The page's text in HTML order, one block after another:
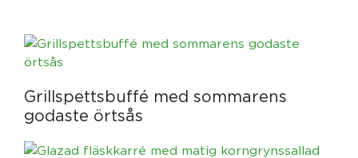
Grillspettsbuffé med sommarens
godaste örtsås
SidaSida
Sida
SidaSida